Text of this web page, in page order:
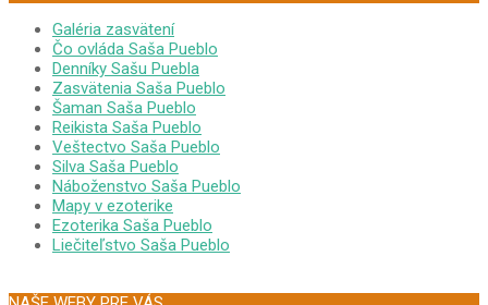
Galéria zasvätení
Čo ovláda Saša Pueblo
Denníky Sašu Puebla
Zasvätenia Saša Pueblo
Šaman Saša Pueblo
Reikista Saša Pueblo
Veštectvo Saša Pueblo
Silva Saša Pueblo
Náboženstvo Saša Pueblo
Mapy v ezoterike
Ezoterika Saša Pueblo
Liečiteľstvo Saša Pueblo